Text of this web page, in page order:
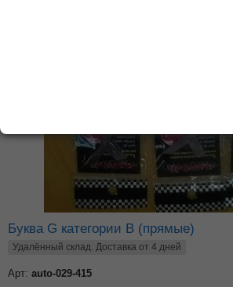
Буква G категории В (прямые)
Удалённый склад. Доставка от 4 дней
Арт: auto-029-415